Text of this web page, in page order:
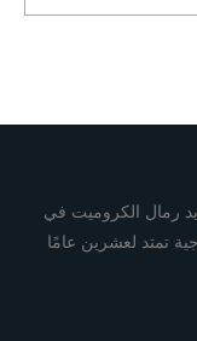
رمال الكروميت في
تمتد لعشرين عامًا